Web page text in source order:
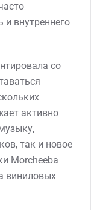
и внутреннего
со
активно
так и новое
Morcheeba
виниловых